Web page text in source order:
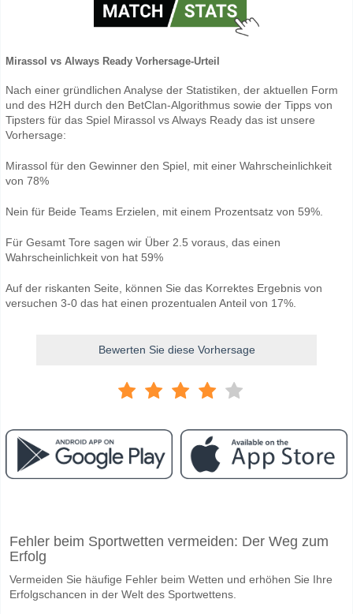
Mirassol vs Always Ready Vorhersage-Urteil
Nach einer gründlichen Analyse der Statistiken, der aktuellen Form
und des H2H durch den BetClan-Algorithmus sowie der Tipps von
Tipsters für das Spiel Mirassol vs Always Ready das ist unsere
Vorhersage:
Mirassol für den Gewinner den Spiel, mit einer Wahrscheinlichkeit
von 78%
Nein für Beide Teams Erzielen, mit einem Prozentsatz von 59%.
Für Gesamt Tore sagen wir Über 2.5 voraus, das einen
Wahrscheinlichkeit von hat 59%
Auf der riskanten Seite, können Sie das Korrektes Ergebnis von
versuchen 3-0 das hat einen prozentualen Anteil von 17%.
Bewerten Sie diese Vorhersage
Das Spiel zwischen Mirassol v Always Ready 29 April 2026 23:00.
Mirassol für den Gewinner den Spiel, mit einer Wahrscheinlichkeit von
Fehler beim Sportwetten vermeiden: Der Weg zum
Erfolg
Vermeiden Sie häufige Fehler beim Wetten und erhöhen Sie Ihre
Erfolgschancen in der Welt des Sportwettens.